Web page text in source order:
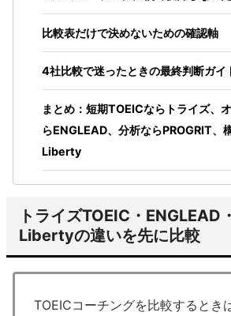
比較表だけで決めないための確認軸
4社比較で迷ったときの最終判断ガイ
まとめ：短期TOEICならトライズ、
らENGLEAD、分析ならPROGRIT、
Liberty
トライズTOEIC・ENGLEAD
Libertyの違いを先に比較
TOEICコーチングを比較するとき